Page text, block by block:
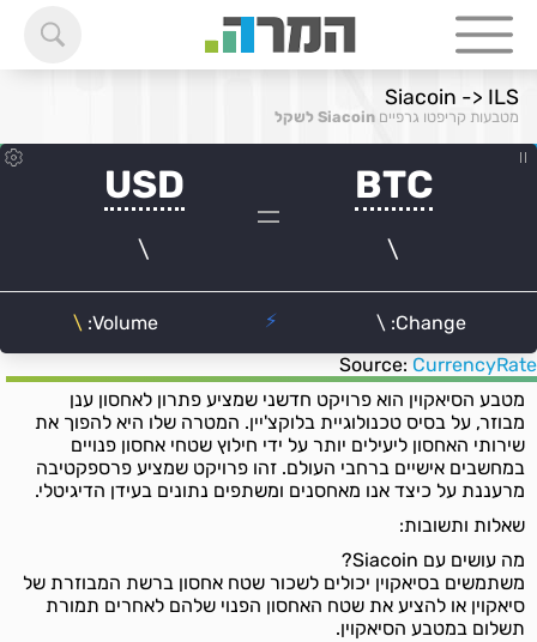
Siacoin -> ILS
מטבעות קריפטו גרפיים Siacoin לשקל
Source: CurrencyRate
מטבע הסיאקוין הוא פרויקט חדשני שמציע פתרון לאחסון ענן
מבוזר, על בסיס טכנולוגיית בלוקצ'יין. המטרה שלו היא להפוך את
שירותי האחסון ליעילים יותר על ידי חילוץ שטחי אחסון פנויים
במחשבים אישיים ברחבי העולם. זהו פרויקט שמציע פרספקטיבה
מרעננת על כיצד אנו מאחסנים ומשתפים נתונים בעידן הדיגיטלי.
שאלות ותשובות:
מה עושים עם Siacoin?
משתמשים בסיאקוין יכולים לשכור שטח אחסון ברשת המבוזרת של
סיאקוין או להציע את שטח האחסון הפנוי שלהם לאחרים תמורת
תשלום במטבע הסיאקוין.